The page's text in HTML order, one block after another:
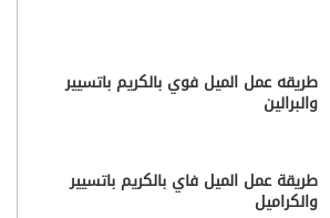
طريقه عمل الميل فوي بالكريم باتسيير
والبرالين
طريقة عمل الميل فاي بالكريم باتسيير
والكراميل